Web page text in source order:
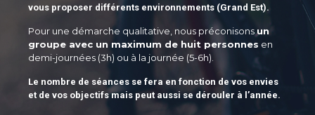
vous proposer différents environnements (Grand Est).
Pour une démarche qualitative, nous préconisonsun
groupe avec un maximum de huit personnes en
demi-journées (3h) ou à la journée (5-6h).
Le nombre de séances se fera en fonction de vos envies
et de vos objectifs mais peut aussi se dérouler à l’année.